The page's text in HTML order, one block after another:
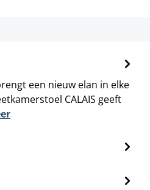
een nieuw elan in elke
CALAIS geeft